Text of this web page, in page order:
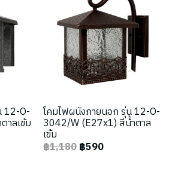
12-O-
าลเข้ม
โคมไฟผนังภายนอก รุ่น 12-O-
3042/W (E27x1) สีน้ำตาล
เข้ม
฿1,180฿590